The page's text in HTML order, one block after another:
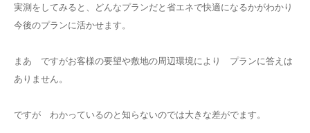
実測をしてみると、どんなプランだと省エネで快適になるかがわかり
今後のプランに活かせます。
まあ ですがお客様の要望や敷地の周辺環境により プランに答えは
ありません。
ですが わかっているのと知らないのでは大きな差がでます。